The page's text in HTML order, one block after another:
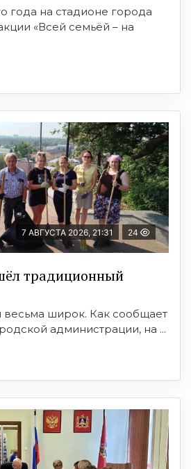
года на стадионе города
«Всей семьёй – на
7 АВГУСТА 2026, 21:31 24
традиционный
весьма широк. Как сообщает
администрации, на ...